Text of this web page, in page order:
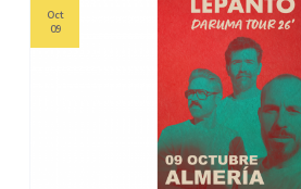
Oct
09